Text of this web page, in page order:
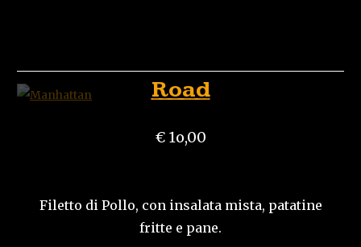
Road
€ 1o,00
Filetto di Pollo, con insalata mista, patatine
fritte e pane.